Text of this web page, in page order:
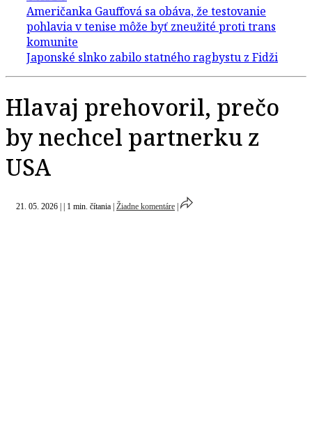
Hlavaj prehovoril, prečo
by nechcel partnerku z
USA
21. 05. 2026 1 min. čítania Žiadne komentáre